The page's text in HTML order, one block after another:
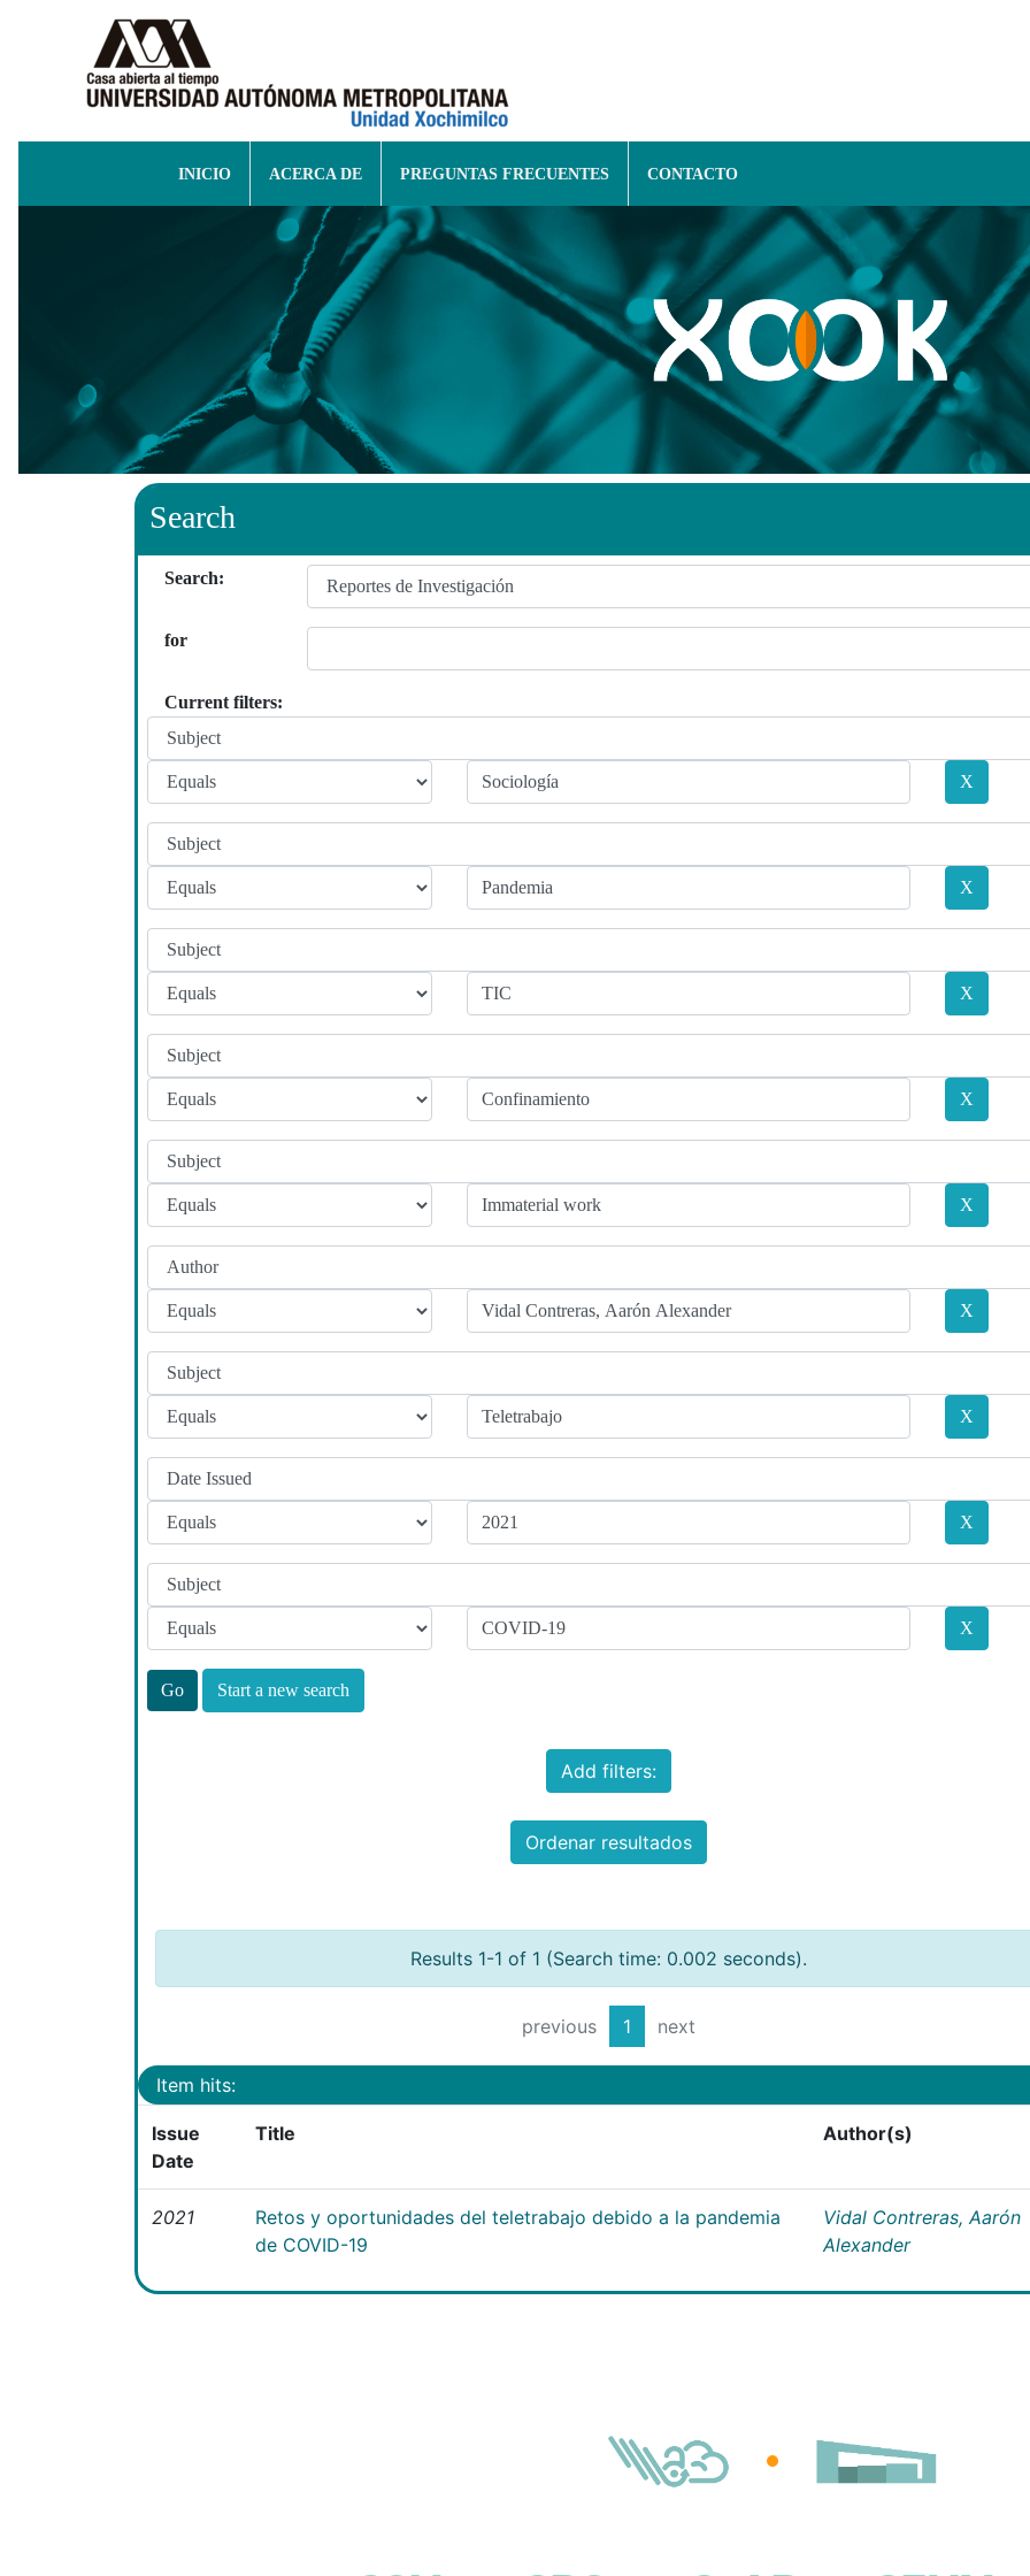
INICIO ACERCA DE PREGUNTAS FRECUENTES CONTACTO
Search
Search:
for
Current filters:
Start a new search
Add filters:
Ordenar resultados
Results 1-1 of 1 (Search time: 0.002 seconds).
previous 1 next
Item hits:
Issue
Date
Title Author(s)
2021
Retos y oportunidades del teletrabajo debido a la pandemia
de COVID-19
Vidal Contreras, Aarón
Alexander